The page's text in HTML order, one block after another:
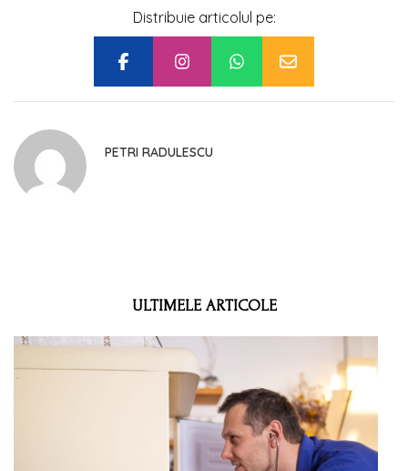
Distribuie articolul pe:
PETRI RADULESCU
ULTIMELE ARTICOLE